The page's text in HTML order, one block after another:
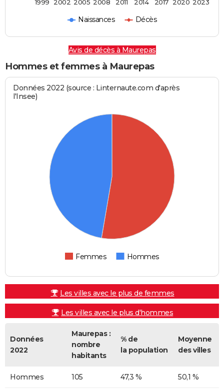
Naissances Décès
1999 2002 2005 2008 2011 2014 2017 2020 2023
Avis de décès à Maurepas
Hommes et femmes à Maurepas
Données 2022 (source : Linternaute.com d'après
l'Insee)
Femmes Hommes
Les villes avec le plus de femmes
Les villes avec le plus d'hommes
Données
2022
Maurepas :
nombre
habitants
% de
la population
Moyenne
des villes
Hommes 105 47,3 % 50,1 %